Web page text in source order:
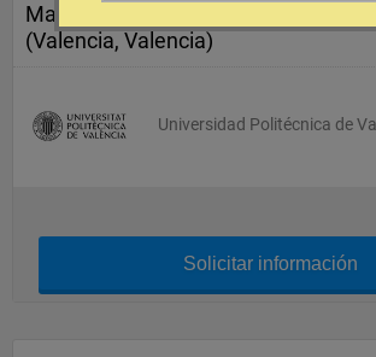
Master en Ingenieria Acústica
(Valencia, Valencia)
Universidad Politécnica de
Solicitar información